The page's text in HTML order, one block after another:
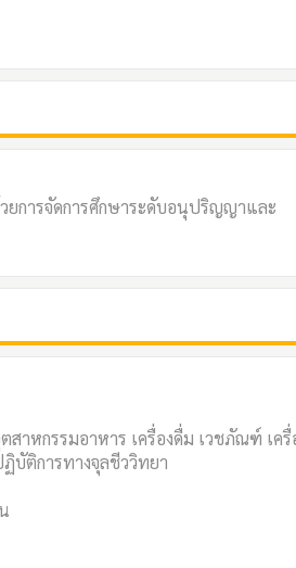
ยการจัดการศึกษาระดับอนุปริญญาและ
หกรรมอาหาร เครื่องดื่ม เวชภัณฑ์ เครื่
บัติการทางจุลชีววิทยา